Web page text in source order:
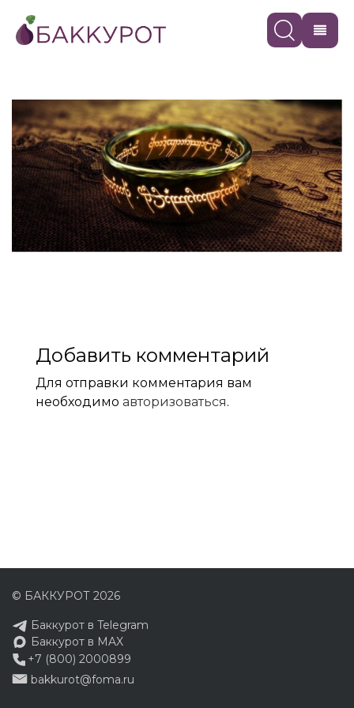
Добавить комментарий
Для отправки комментария вам
необходимо авторизоваться.
© БАККУРОТ 2026
Баккурот в Telegram
Баккурот в MAX
+7 (800) 2000899
bakkurot@foma.ru